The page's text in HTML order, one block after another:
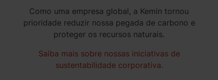
Como uma empresa global, a Kemin tornou
prioridade reduzir nossa pegada de carbono e
proteger os recursos naturais.
Saiba mais sobre nossas iniciativas de
sustentabilidade corporativa.